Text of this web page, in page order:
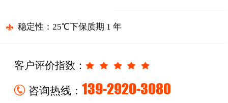
稳定性：25℃下保质期 1 年
客户评价指数：
咨询热线： 139-2920-3080